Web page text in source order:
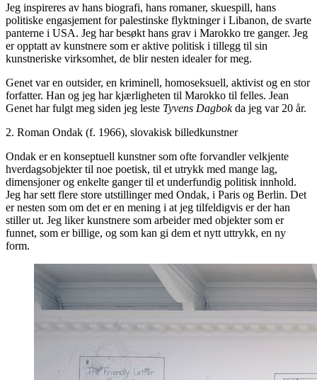
Jeg inspireres av hans biografi, hans romaner, skuespill, hans
politiske engasjement for palestinske flyktninger i Libanon, de svarte
panterne i USA. Jeg har besøkt hans grav i Marokko tre ganger. Jeg
er opptatt av kunstnere som er aktive politisk i tillegg til sin
kunstneriske virksomhet, de blir nesten idealer for meg.
Genet var en outsider, en kriminell, homoseksuell, aktivist og en stor
forfatter. Han og jeg har kjærligheten til Marokko til felles. Jean
Genet har fulgt meg siden jeg leste Tyvens Dagbokda jeg var 20 år.
2. Roman Ondak (f. 1966), slovakisk billedkunstner
Ondak er en konseptuell kunstner som ofte forvandler velkjente
hverdagsobjekter til noe poetisk, til et utrykk med mange lag,
dimensjoner og enkelte ganger til et underfundig politisk innhold.
Jeg har sett flere store utstillinger med Ondak, i Paris og Berlin. Det
er nesten som om det er en mening i at jeg tilfeldigvis er der han
stiller ut. Jeg liker kunstnere som arbeider med objekter som er
funnet, som er billige, og som kan gi dem et nytt uttrykk, en ny
form.